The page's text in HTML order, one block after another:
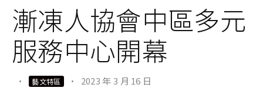
漸凍人協會中區多元
服務中心開幕
· 藝文特區 · 2023 年 3 月 16 日